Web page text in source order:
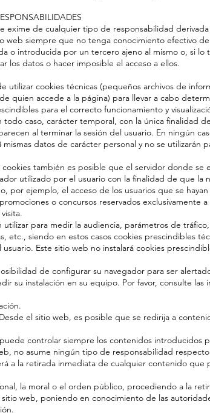
exime de cualquier tipo de responsabilidad
web siempre que no tenga conocimiento efectivo
o introducida por un tercero ajeno al mismo o, si lo
los datos o hacer imposible el acceso a ellos.
utilizar cookies técnicas (pequeños archivos de
quien accede a la página) para llevar a cabo
para el correcto funcionamiento y
todo caso, carácter temporal, con la única finalidad
al terminar la sesión del usuario. En ningún
datos de carácter personal y no se utilizarán
también es posible que el servidor donde se
utilizado por el usuario con la finalidad de que la
por ejemplo, el acceso de los usuarios que se
o concursos reservados exclusivamente
utilizar para medir la audiencia, parámetros de
etc., siendo en estos casos cookies prescindibles
usuario. Este sitio web no instalará cookies
de configurar su navegador para ser
su instalación en su equipo. Por favor, consulte las
el sitio web, es posible que se redirija a
puede controlar siempre los contenidos introducidos
no asume ningún tipo de responsabilidad
a la retirada inmediata de cualquier contenido que
la moral o el orden público, procediendo a la
web, poniendo en conocimiento de las